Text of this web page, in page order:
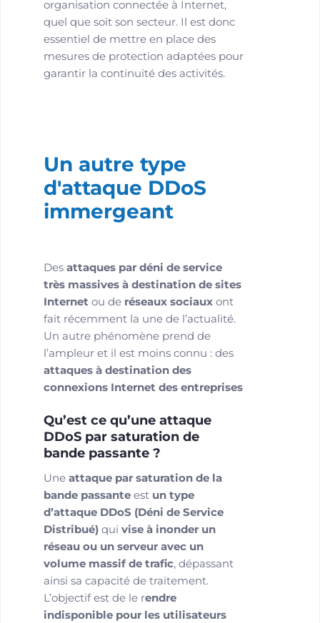
organisation connectée à Internet,
quel que soit son secteur. Il est donc
essentiel de mettre en place des
mesures de protection adaptées pour
garantir la continuité des activités.
Un autre type
d'attaque DDoS
immergeant
Des attaques par déni de service
très massives à destination de sites
Internet ou de réseaux sociaux ont
fait récemment la une de l’actualité.
Un autre phénomène prend de
l’ampleur et il est moins connu : des
attaques à destination des
connexions Internet des entreprises
Qu’est ce qu’une attaque
DDoS par saturation de
bande passante ?
Une attaque par saturation de la
bande passante est un type
d’attaque DDoS (Déni de Service
Distribué) qui vise à inonder un
réseau ou un serveur avec un
volume massif de trafic, dépassant
ainsi sa capacité de traitement.
L’objectif est de le rendre
indisponible pour les utilisateurs